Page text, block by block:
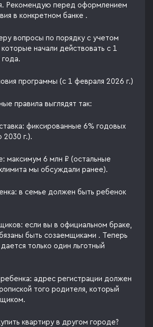
Рекомендую перед оформлением
в конкретном банке .
вопросы по порядку с учетом
начали действовать с 1
программы (с 1 февраля 2026 г.)
правила выглядят так:
фиксированные 6% годовых
2030 г.).
максимум 6 млн ₽ (остальные
мы обсуждали ранее).
в семье должен быть ребенок
если вы в официальном браке,
быть созаемщиками . Теперь
только один льготный
ребенка: адрес регистрации должен
того родителя, который
квартиру в другом городе?